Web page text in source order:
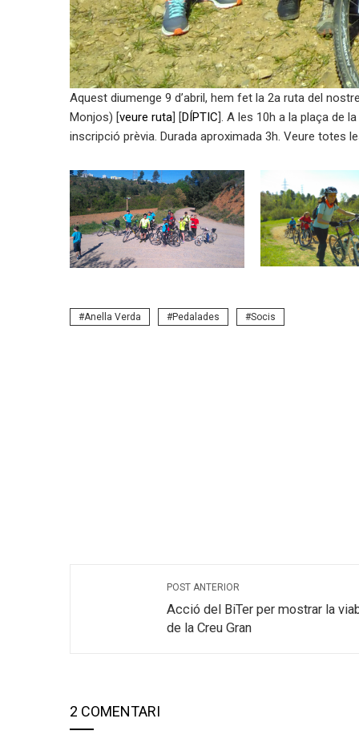
Aquest diumenge 9 d’abril, hem fet la 2a ruta del
Monjos) [veure ruta] [DÍPTIC]. A les 10h a la plaça de
inscripció prèvia. Durada aproximada 3h. Veure totes
Anella Verda Pedalades Socis
POST ANTERIOR
Acció del BiTer per mostrar la
de la Creu Gran
2 COMENTARI